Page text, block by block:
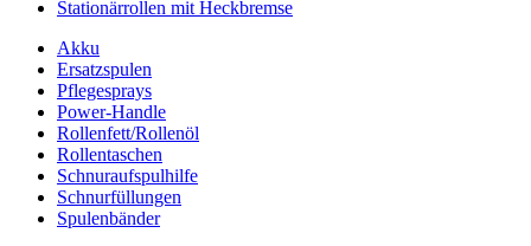
Stationärrollen mit Heckbremse
Akku
Ersatzspulen
Pflegesprays
Power-Handle
Rollenfett/Rollenöl
Rollentaschen
Schnuraufspulhilfe
Schnurfüllungen
Spulenbänder